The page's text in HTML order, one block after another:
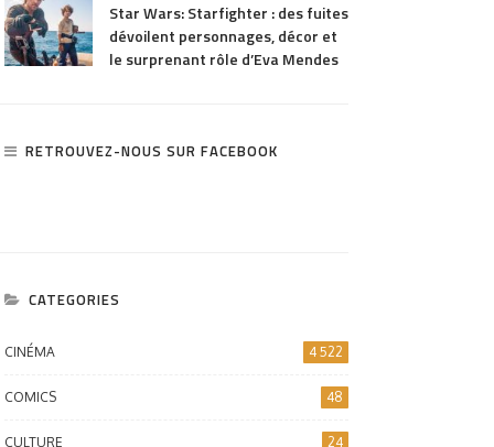
Star Wars: Starfighter : des fuites
dévoilent personnages, décor et
le surprenant rôle d’Eva Mendes
RETROUVEZ-NOUS SUR FACEBOOK
CATEGORIES
CINÉMA 4 522
COMICS 48
CULTURE 24